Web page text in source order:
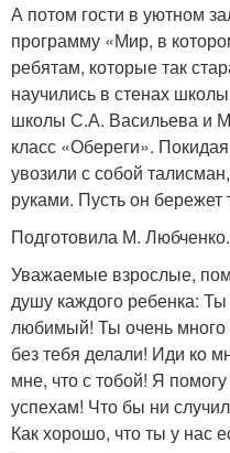
А потом гости в уютном
программу «Мир, в
ребятам, которые так
научились в стенах
школы С.А. Васильева и
класс «Обереги».
увозили с собой
руками. Пусть он бережет
Подготовила М. Любченко.
Уважаемые взрослые,
душу каждого ребенка:
любимый! Ты очень
без тебя делали! Иди ко
мне, что с тобой! Я
успехам! Что бы ни
Как хорошо, что ты у нас